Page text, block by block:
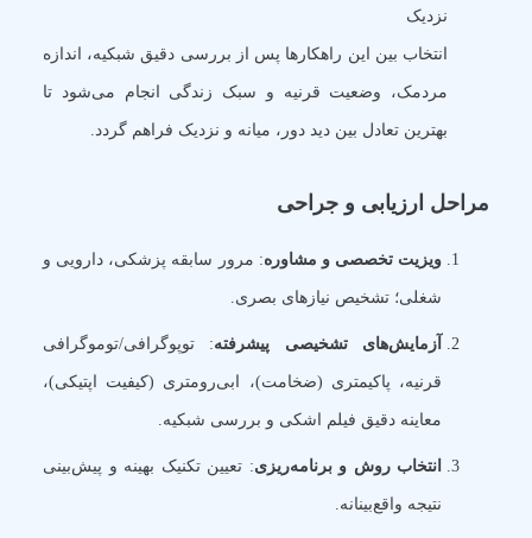
نزدیک
انتخاب بین این راهکارها پس از بررسی دقیق شبکیه، اندازه
مردمک، وضعیت قرنیه و سبک زندگی انجام می‌شود تا
بهترین تعادل بین دید دور، میانه و نزدیک فراهم گردد.
مراحل ارزیابی و جراحی
ویزیت تخصصی و مشاوره: مرور سابقه پزشکی، دارویی و
شغلی؛ تشخیص نیازهای بصری.
آزمایش‌های تشخیصی پیشرفته: توپوگرافی/توموگرافی
قرنیه، پاکیمتری (ضخامت)، ابی‌رومتری (کیفیت اپتیکی)،
معاینه دقیق فیلم اشکی و بررسی شبکیه.
انتخاب روش و برنامه‌ریزی: تعیین تکنیک بهینه و پیش‌بینی
نتیجه واقع‌بینانه.